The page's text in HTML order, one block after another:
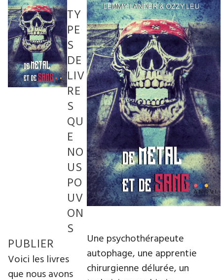
Une psychothérapeute
autophage, une apprentie
chirurgienne délurée, un
TY
PE
S
DE
LIV
RE
S
QU
E
NO
US
PO
UV
ON
S
PUBLIER
Voici les livres
que nous avons